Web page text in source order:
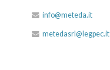
info@meteda.it
metedasrl@legpec.it